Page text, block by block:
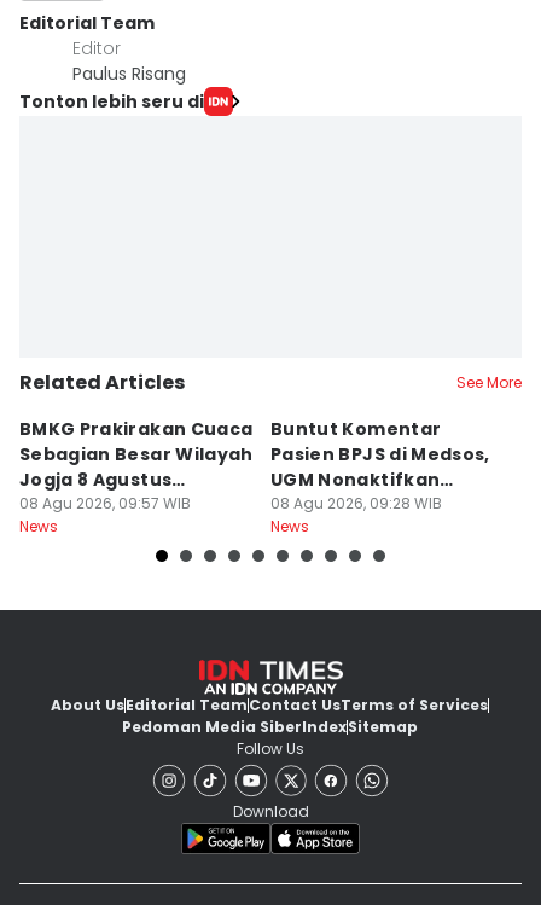
Editorial Team
Editor
Paulus Risang
Tonton lebih seru di
Related Articles See More
BMKG Prakirakan Cuaca
Sebagian Besar Wilayah
Jogja 8 Agustus
Berawan
08 Agu 2026, 09:57 WIB
News
Buntut Komentar
Pasien BPJS di Medsos,
UGM Nonaktifkan
Dokter PPDS
08 Agu 2026, 09:28 WIB
News
About UsEditorial TeamContact UsTerms of Services
Pedoman Media SiberIndexSitemap
Follow Us
Download